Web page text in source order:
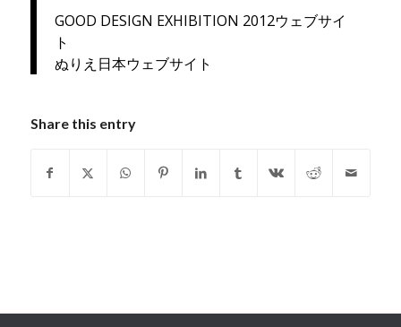
GOOD DESIGN EXHIBITION 2012ウェブサイ
ト
ぬりえ日本ウェブサイト
Share this entry